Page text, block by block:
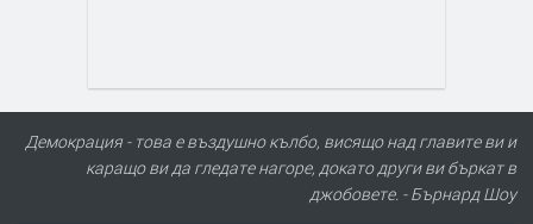
Демокрация - това е въздушно кълбо, висящо над главите ви и
каращо ви да гледате нагоре, докато други ви бъркат в
джобовете. - Бърнард Шоу